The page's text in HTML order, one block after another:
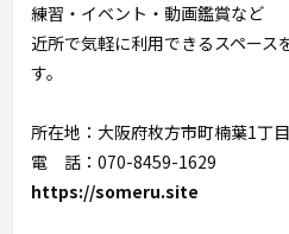
練習・イベント・動画鑑賞など
近所で気軽に利用できるスペース
す。
所在地：大阪府枚方市町楠葉1
電 話：070-8459-1629
https://someru.site